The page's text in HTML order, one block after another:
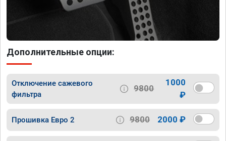
Дополнительные опции:
Отключение сажевого
фильтра
9800
1000
₽
Прошивка Евро 2 9800 2000 ₽